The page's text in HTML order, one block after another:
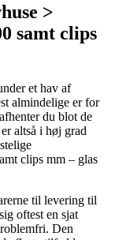
>
samt clips
et hav af
almindelige er for
du blot de
altså i høj grad
clips mm – glas
til levering til
oftest en sjat
Den